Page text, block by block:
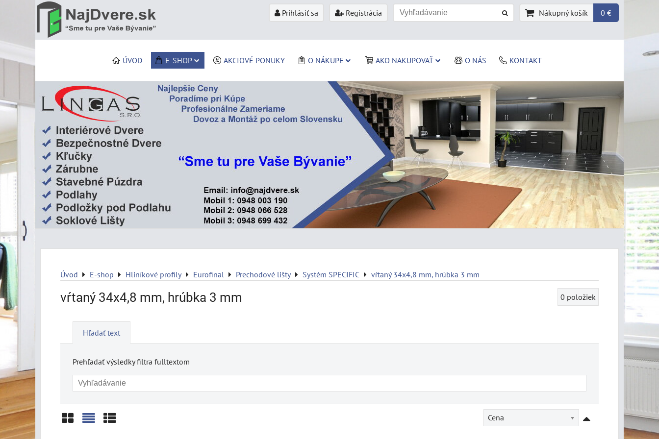
Prihlásiť sa Registrácia Nákupný košík 0 €
ÚVOD E-SHOP AKCIOVÉ PONUKY O NÁKUPE AKO NAKUPOVAŤ O NÁS KONTAKT
Úvod E-shop Hliníkové profily Eurofinal Prechodové lišty Systém SPECIFIC vŕtaný 34x4,8 mm, hrúbka 3 mm
vŕtaný 34x4,8 mm, hrúbka 3 mm 0 položiek
Hľadať text
Prehľadať výsledky filtra fulltextom
Cena